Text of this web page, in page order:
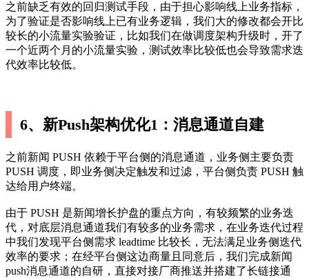
之前缺乏有效的回归测试手段，由于担心影响线上业务指标，
为了验证是否影响线上已有业务逻辑，我们大的修改都会开比
较长的小流量实验验证，比如我们在做调度架构升级时，开了
一个近两个月的小流量实验，测试效率比较低也会导致需求迭
代效率比较低。
6、新Push架构优化1：消息通道自建
之前新闻 PUSH 依赖于平台侧的消息通道，业务侧主要负责
PUSH 调度，即业务侧决定触发和过滤，平台侧负责 PUSH 触
达给用户终端。
由于 PUSH 是新闻增长护盘的重点方向，有较频繁的业务迭
代，对底层消息通道我们有较多的业务需求，在业务迭代过程
中我们发现平台侧需求 leadtime 比较长，无法满足业务侧迭代
效率的要求；在经平台侧这边商量且同意后，我们完成新闻
push消息通道的自研，直接对接厂商推送并搭建了长链接通